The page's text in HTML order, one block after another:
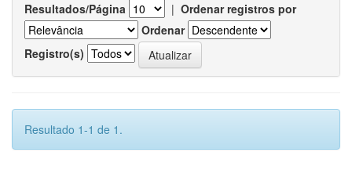
Resultados/Página | Ordenar registros por
Ordenar
Registro(s)
Resultado 1-1 de 1.